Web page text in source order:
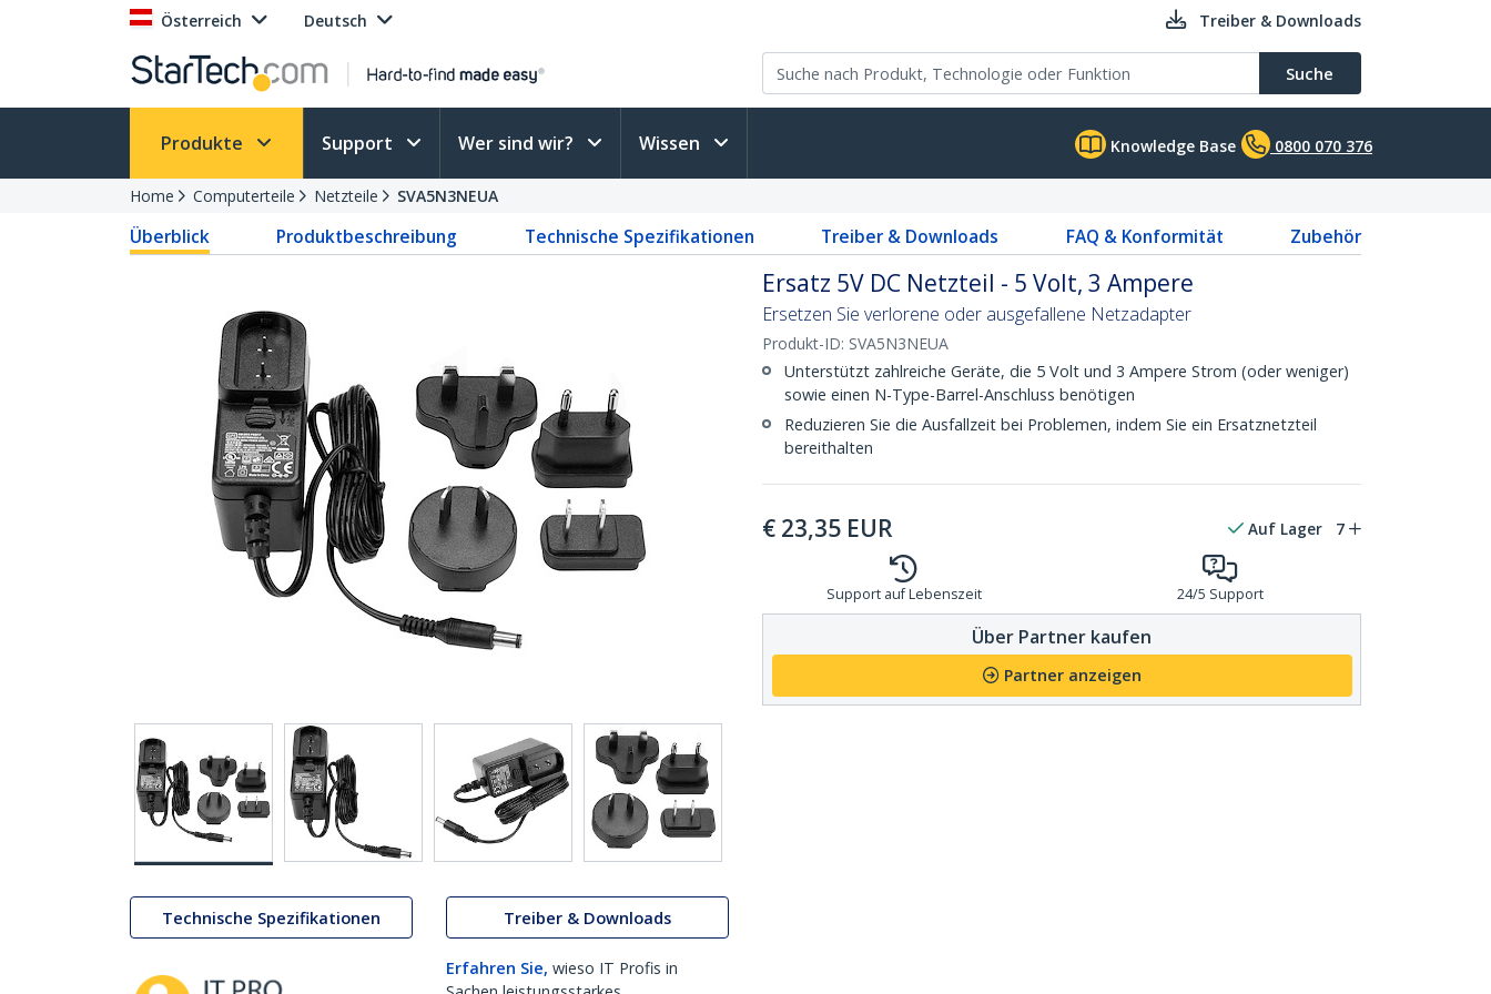
Österreich Deutsch Treiber & Downloads
Suche
Produkte Support Wer sind wir? Wissen Knowledge Base 0800 070 376
Home Computerteile Netzteile SVA5N3NEUA
Überblick Produktbeschreibung Technische Spezifikationen Treiber & Downloads FAQ & Konformität Zubehör
Technische Spezifikationen Treiber & Downloads
Erfahren Sie, wieso IT Profis in
Ersatz 5V DC Netzteil - 5 Volt, 3 Ampere
Ersetzen Sie verlorene oder ausgefallene Netzadapter
Produkt-ID: SVA5N3NEUA
Unterstützt zahlreiche Geräte, die 5 Volt und 3 Ampere Strom (oder weniger)
sowie einen N-Type-Barrel-Anschluss benötigen
Reduzieren Sie die Ausfallzeit bei Problemen, indem Sie ein Ersatznetzteil
bereithalten
€ 23,35 EUR Auf Lager 7
Support auf Lebenszeit 24/5 Support
Über Partner kaufen
Partner anzeigen